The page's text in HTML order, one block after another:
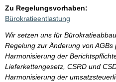
Zu Regelungsvorhaben:
Bürokratieentlastung
Wir setzen uns für
Regelung zur Änderung von
Harmonisierung der
Lieferkettengesetz, CSRD und
Harmonisierung der